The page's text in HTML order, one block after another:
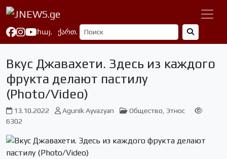
հայ. ქართ.
Вкус Джавахети. Здесь из каждого
фрукта делают пастилу
(Photo/Video)
13.10.2022 Agunik Ayvazyan Общество Этнос
6302